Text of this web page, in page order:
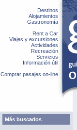
Destinos
Alojamientos
Gastronomía
Rent a Car
Viajes y excursiones
Actividades
Recreación
Servicios
Información útil
Comprar pasajes on-line
Más buscados